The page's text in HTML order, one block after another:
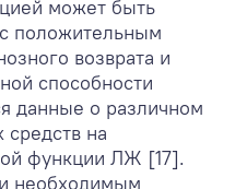
может быть
положительным
возврата и
способности
данные о различном
на
функции ЛЖ [17].
необходимым